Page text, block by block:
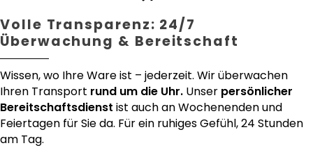
Volle Transparenz: 24/7
Überwachung & Bereitschaft
Wissen, wo Ihre Ware ist – jederzeit. Wir überwachen
Ihren Transport rund um die Uhr. Unser persönlicher
Bereitschaftsdienst ist auch an Wochenenden und
Feiertagen für Sie da. Für ein ruhiges Gefühl, 24 Stunden
am Tag.